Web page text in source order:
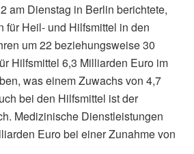
am Dienstag in Berlin berichtete,
für Heil- und Hilfsmittel in den
um 22 beziehungsweise 30
Hilfsmittel 6,3 Milliarden Euro im
was einem Zuwachs von 4,7
bei den Hilfsmittel ist der
Medizinische Dienstleistungen
Euro bei einer Zunahme von